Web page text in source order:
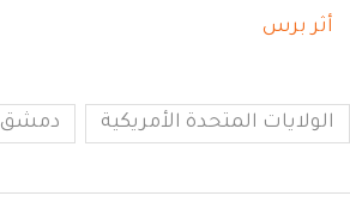
أثر برس
الولايات المتحدة الأمريكية دمشق